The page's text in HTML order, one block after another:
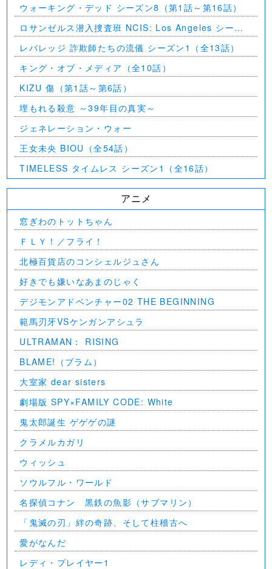
ウォーキング・デッド シーズン8（第1話～第16話）
ロサンゼルス潜入捜査班 NCIS: Los Angeles シーズ
ン5（第2話～第24話）
レバレッジ 詐欺師たちの流儀 シーズン1（全13話）
キング・オブ・メディア（全10話）
KIZU 傷（第1話～第6話）
埋もれる殺意 ～39年目の真実～
ジェネレーション・ウォー
王女未央 BIOU（全54話）
TIMELESS タイムレス シーズン1（全16話）
アニメ
窓ぎわのトットちゃん
ＦＬＹ！／フライ！
北極百貨店のコンシェルジュさん
好きでも嫌いなあまのじゃく
デジモンアドベンチャー02 THE BEGINNING
範馬刃牙VSケンガンアシュラ
ULTRAMAN： RISING
BLAME!（ブラム）
大室家 dear sisters
劇場版 SPY×FAMILY CODE: White
⻤太郎誕生 ゲゲゲの謎
クラメルカガリ
ウィッシュ
ソウルフル・ワールド
名探偵コナン 黒鉄の魚影（サブマリン）
「鬼滅の刃」絆の奇跡、そして柱稽古へ
愛がなんだ
レディ・プレイヤー1